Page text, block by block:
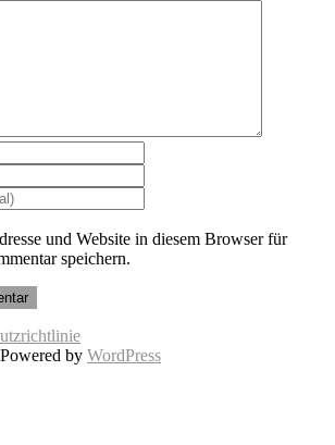
und Website in diesem Browser für
speichern.
Powered by WordPress